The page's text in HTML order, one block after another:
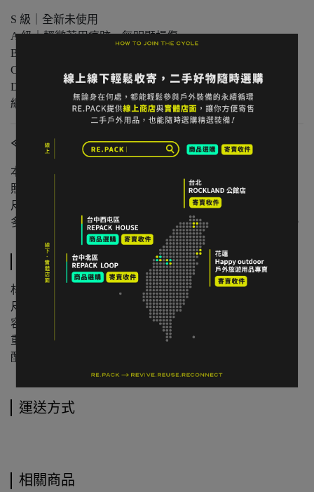
S 級｜全新未使用
A 級｜輕微著用痕跡，無明顯損傷
B 級｜中度著用痕跡，功能正常
C 級｜明顯使用痕跡或外觀瑕疵但功能無虞
D 級｜重度使用 / 長期未使用 / 影響主要功能的瑕疵，請仔
細評估商品狀況
≪注意事項≫
本店與實體店同步販售，庫存可能有時間差。
照片已盡量呈現實色，螢幕設定不同可能略有差異。
尺寸為人工測量，可能有些微誤差。
多件不同門市商品將併單出貨，出貨時間可能延後 1–2 日。
規格說明
材質：鋁合金（陽極處理）
尺寸：收納 13.5 公分 / 展開 21 公分
容量：無
重量：14 公克
配件：收納袋
運送方式
相關商品